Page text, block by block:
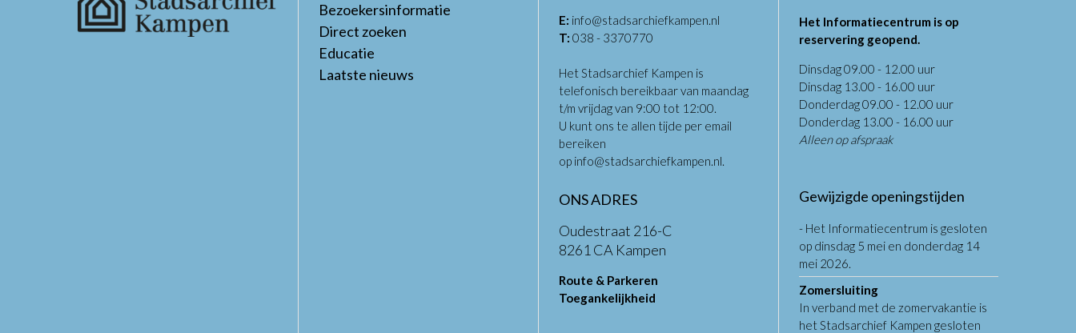
Bezoekersinformatie
Direct zoeken
Educatie
Laatste nieuws
E: info@stadsarchiefkampen.nl
T: 038 - 3370770
Het Stadsarchief Kampen is
telefonisch bereikbaar van maandag
t/m vrijdag van 9:00 tot 12:00.
U kunt ons te allen tijde per email
bereiken
op info@stadsarchiefkampen.nl.
ONS ADRES
Oudestraat 216-C
8261 CA Kampen
Route & Parkeren
Toegankelijkheid
Het Informatiecentrum is op
reservering geopend.
Dinsdag 09.00 - 12.00 uur
Dinsdag 13.00 - 16.00 uur
Donderdag 09.00 - 12.00 uur
Donderdag 13.00 - 16.00 uur
Alleen op afspraak
Gewijzigde openingstijden
- Het Informatiecentrum is gesloten
op dinsdag 5 mei en donderdag 14
mei 2026.
Zomersluiting
In verband met de zomervakantie is
het Stadsarchief Kampen gesloten